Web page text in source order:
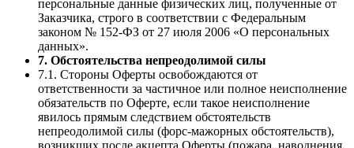
персональные данные физических лиц, полученные от
Заказчика, строго в соответствии с Федеральным
законом № 152-ФЗ от 27 июля 2006 «О персональных
данных».
7. Обстоятельства непреодолимой силы
7.1. Стороны Оферты освобождаются от
ответственности за частичное или полное неисполнение
обязательств по Оферте, если такое неисполнение
явилось прямым следствием обстоятельств
непреодолимой силы (форс-мажорных обстоятельств),
возникших после акцепта Оферты (пожара, наводнения,